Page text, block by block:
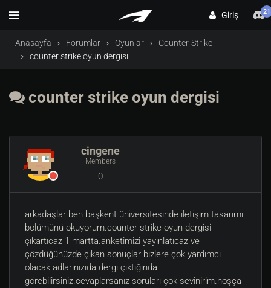
Giriş 21
Anasayfa Forumlar Oyunlar
Counter-Strike
counter strike oyun dergisi
counter strike oyun dergisi
cingene
Members
0
arkadaşlar ben başkent üniversitesinde iletişim tasarımı
bölümünü okuyorum.counter strike oyun dergisi
çıkartıcaz 1 martta.anketimizi yayınlatıcaz ve
çözdüğünüzde çıkan sonuçlar bizlere çok yardımcı
olacak.adlarınızıda dergi çıktığında
görebilirsiniz.cevaplarsanız soruları çok sevinirim.hoşça-